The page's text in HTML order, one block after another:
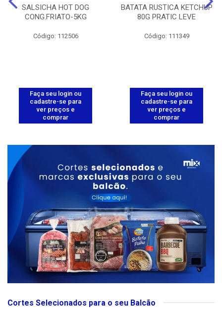
SALSICHA HOT DOG
CONG.FRIATO-5KG
Código: 112506
Faça seu login ou
cadastre-se para
ver preços e
comprar
BATATA RUSTICA KETCHUP
80G PRATIC LEVE
Código: 111349
Faça seu login ou
cadastre-se para
ver preços e
comprar
Cortes Selecionados para o seu Balcão